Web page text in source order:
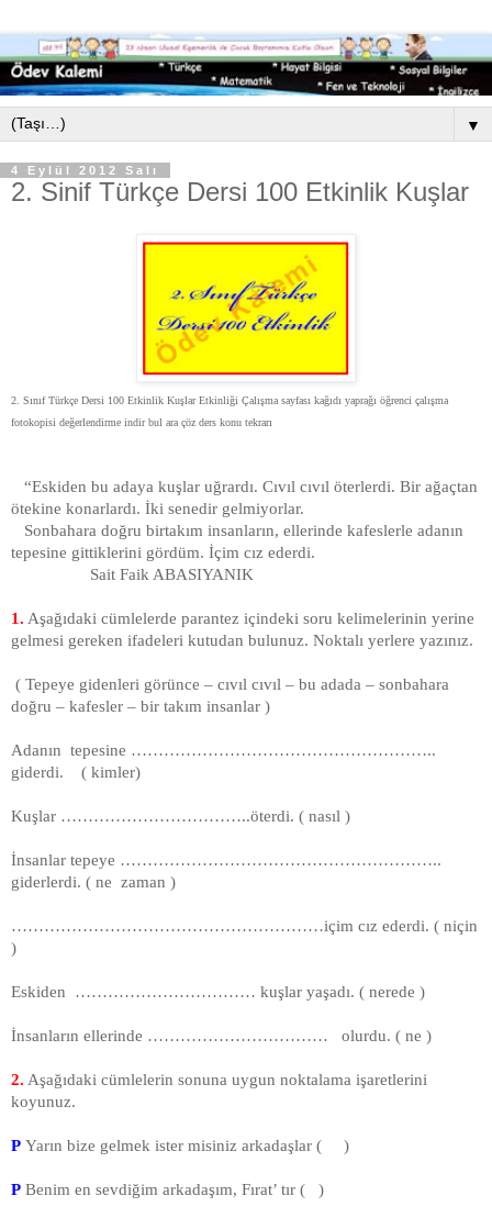
▼
4 Eylül 2012 Salı
2. Sinif Türkçe Dersi 100 Etkinlik Kuşlar
2. Sınıf Türkçe Dersi 100 Etkinlik Kuşlar Etkinliği Çalışma sayfası kağıdı yaprağı öğrenci çalışma
fotokopisi değerlendirme indir bul ara çöz ders konu tekrarı
“Eskiden bu adaya kuşlar uğrardı. Cıvıl cıvıl öterlerdi. Bir ağaçtan
ötekine konarlardı. İki senedir gelmiyorlar.
Sonbahara doğru birtakım insanların, ellerinde kafeslerle adanın
tepesine gittiklerini gördüm. İçim cız ederdi.
Sait Faik ABASIYANIK
1. Aşağıdaki cümlelerde parantez içindeki soru kelimelerinin yerine
gelmesi gereken ifadeleri kutudan bulunuz. Noktalı yerlere yazınız.
( Tepeye gidenleri görünce – cıvıl cıvıl – bu adada – sonbahara
doğru – kafesler – bir takım insanlar )
Adanın tepesine ………………………………………………..
giderdi. ( kimler)
Kuşlar ……………………………..öterdi. ( nasıl )
İnsanlar tepeye …………………………………………………..
giderlerdi. ( ne zaman )
…………………………………………………içim cız ederdi. ( niçin
)
Eskiden …………………………… kuşlar yaşadı. ( nerede )
İnsanların ellerinde …………………………… olurdu. ( ne )
2. Aşağıdaki cümlelerin sonuna uygun noktalama işaretlerini
koyunuz.
P Yarın bize gelmek ister misiniz arkadaşlar ( )
P Benim en sevdiğim arkadaşım, Fırat’ tır ( )